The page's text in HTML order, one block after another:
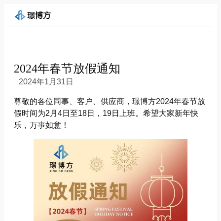
2024年春节放假通知
2024年1月31日
尊敬的各位同事、客户、供应商，璟博方2024年春节放
假时间为2月4日至18日，19日上班。希望大家新年快
乐，万事如意！